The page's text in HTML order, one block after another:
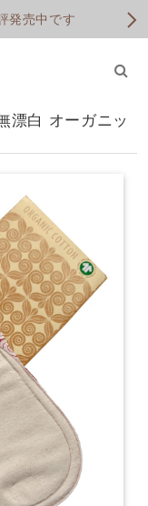
発売中です
漂白 オーガニッ